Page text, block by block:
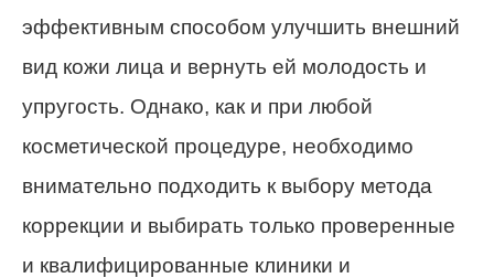
эффективным способом улучшить внешний
вид кожи лица и вернуть ей молодость и
упругость. Однако, как и при любой
косметической процедуре, необходимо
внимательно подходить к выбору метода
коррекции и выбирать только проверенные
и квалифицированные клиники и